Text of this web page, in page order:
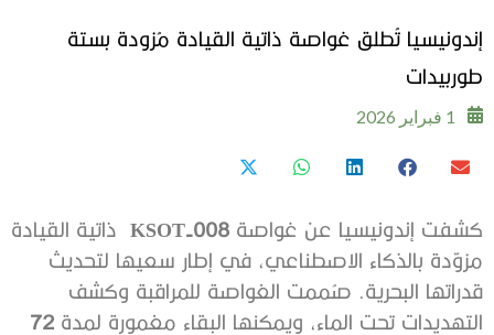
إندونيسيا تُطلق غواصة ذاتية القيادة مُزودة بستة
طوربيدات
1 فبراير 2026
كشفت إندونيسيا عن غواصة KSOT-008 ذاتية القيادة
مزوّدة بالذكاء الاصطناعي، في إطار سعيها لتحديث
قدراتها البحرية. صُممت الغواصة للمراقبة وكشف
التهديدات تحت الماء، ويمكنها البقاء مغمورة لمدة 72